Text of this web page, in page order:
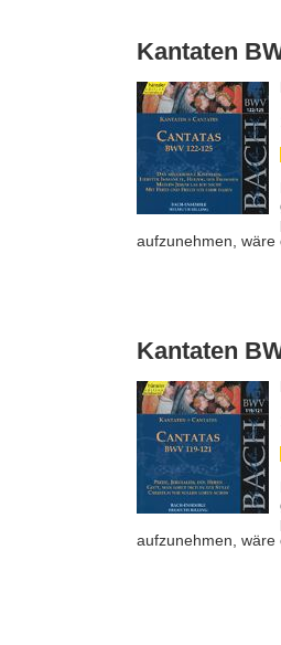
Kantaten
aufzunehmen, wäre
Kantaten
aufzunehmen, wäre